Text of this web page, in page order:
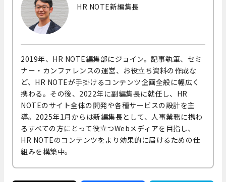
HR NOTE新編集長
2019年、HR NOTE編集部にジョイン。記事執筆、セミ
ナー・カンファレンスの運営、お役立ち資料の作成な
ど、HR NOTEが手掛けるコンテンツ企画全般に幅広く
携わる。その後、2022年に副編集長に就任し、HR
NOTEのサイト全体の開発や各種サービスの設計を主
導。2025年1月からは新編集長として、人事業務に携わ
るすべての方にとって役立つWebメディアを目指し、
HR NOTEのコンテンツをより効果的に届けるための仕
組みを構築中。